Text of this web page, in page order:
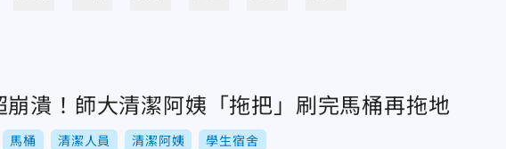
崩潰！師大清潔阿姨「拖把」刷完馬桶再拖地
馬桶 清潔人員 清潔阿姨 學生宿舍